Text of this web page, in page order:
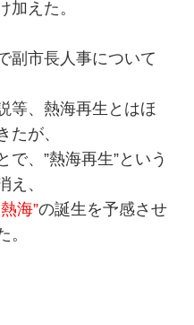
加えた。
副市長人事について
等、熱海再生とはほ
たが、
、”熱海再生”という
え、
海”の誕生を予感させ
。